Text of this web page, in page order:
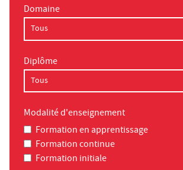
Domaine
Diplôme
Modalité d'enseignement
Formation en apprentissage
Formation continue
Formation initiale